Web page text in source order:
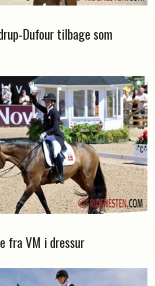
Dufour tilbage som
fra VM i dressur